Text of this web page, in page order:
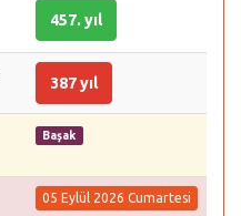
457. yıl
387 yıl
Başak
05 Eylül 2026 Cumartesi